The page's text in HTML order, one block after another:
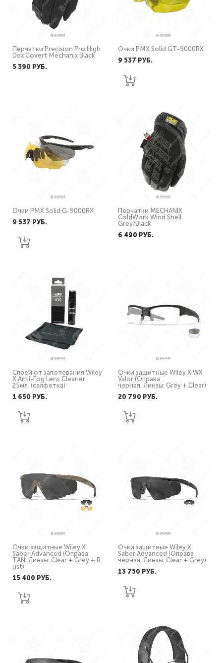
Перчатки Precision Pro High
Dex Covert Mechanix Black
5 390 PУБ.
Очки PMX Solid GT-9000RX
9 537 PУБ.
Очки PMX Solid G-9000RX
9 537 PУБ.
Перчатки MECHANIX
ColdWork Wind Shell
Grey/Black
6 490 PУБ.
Спрей от запотевания Wiley
X Anti-Fog Lens Cleaner
25мл. (салфетка)
1 650 PУБ.
Очки защитные Wiley X WX
Valor (Оправа
черная, Линзы: Grey + Clear)
20 790 PУБ.
Очки защитные Wiley X
Saber Advanced (Оправа
TAN, Линзы: Clear + Grey + R
ust)
15 400 PУБ.
Очки защитные Wiley X
Saber Advanced (Оправа
черная, Линзы: Clear + Grey)
13 750 PУБ.